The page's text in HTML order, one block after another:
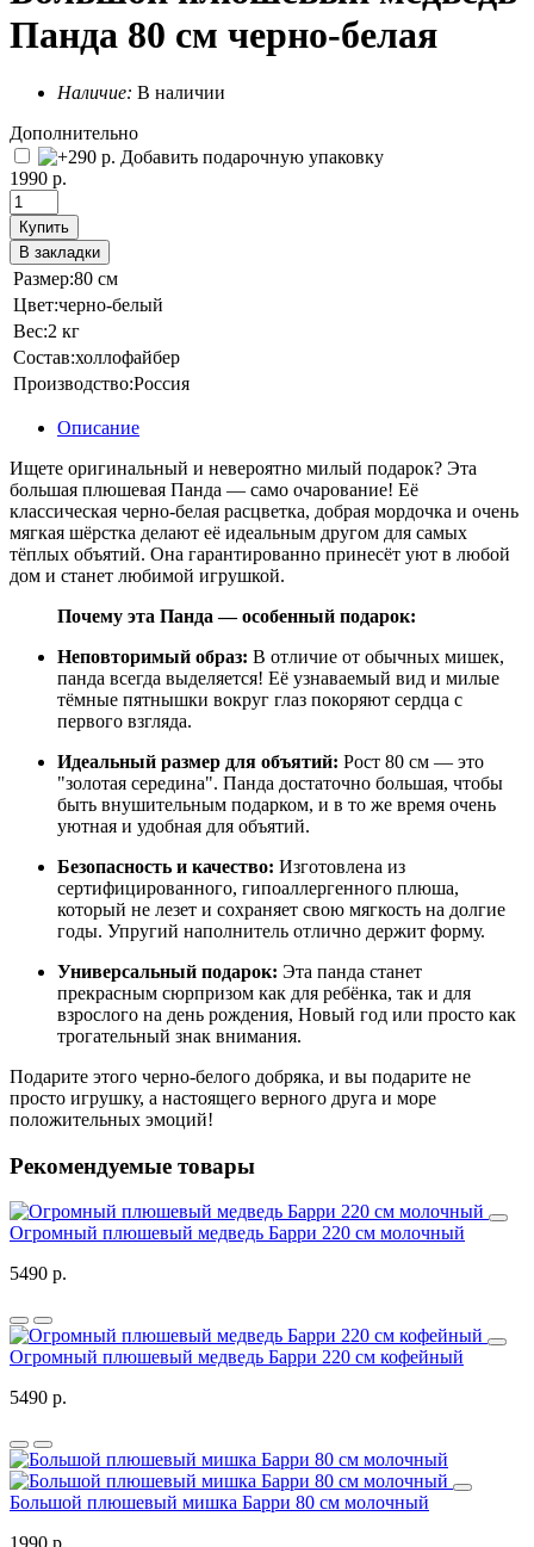
Панда 80 см черно-белая
Наличие: В наличии
Дополнительно
Добавить подарочную упаковку
1990 р.
Купить
В закладки
Размер:80 см
Цвет:черно-белый
Вес:2 кг
Состав:холлофайбер
Производство:Россия
Описание
Ищете оригинальный и невероятно милый подарок? Эта
большая плюшевая Панда — само очарование! Её
классическая черно-белая расцветка, добрая мордочка и очень
мягкая шёрстка делают её идеальным другом для самых
тёплых объятий. Она гарантированно принесёт уют в любой
дом и станет любимой игрушкой.
Почему эта Панда — особенный подарок:
Неповторимый образ: В отличие от обычных мишек,
панда всегда выделяется! Её узнаваемый вид и милые
тёмные пятнышки вокруг глаз покоряют сердца с
первого взгляда.
Идеальный размер для объятий: Рост 80 см — это
"золотая середина". Панда достаточно большая, чтобы
быть внушительным подарком, и в то же время очень
уютная и удобная для объятий.
Безопасность и качество: Изготовлена из
сертифицированного, гипоаллергенного плюша,
который не лезет и сохраняет свою мягкость на долгие
годы. Упругий наполнитель отлично держит форму.
Универсальный подарок: Эта панда станет
прекрасным сюрпризом как для ребёнка, так и для
взрослого на день рождения, Новый год или просто как
трогательный знак внимания.
Подарите этого черно-белого добряка, и вы подарите не
просто игрушку, а настоящего верного друга и море
положительных эмоций!
Рекомендуемые товары
Огромный плюшевый медведь Барри 220 см молочный
5490 р.
Огромный плюшевый медведь Барри 220 см кофейный
5490 р.
Большой плюшевый мишка Барри 80 см молочный